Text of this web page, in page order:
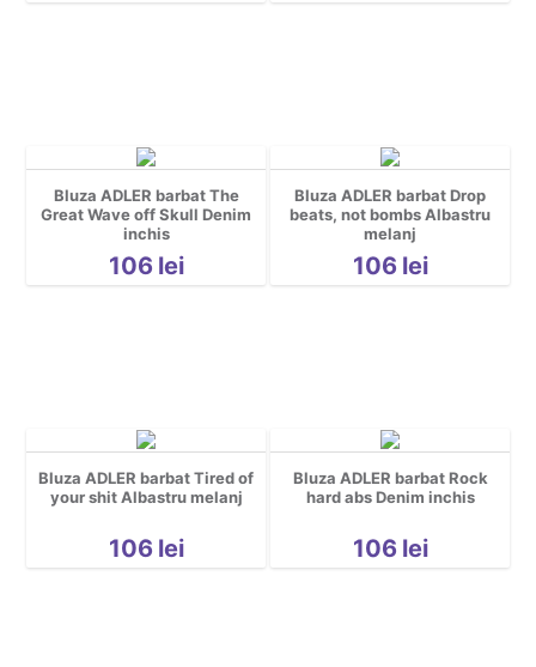
Bluza ADLER barbat The
Great Wave off Skull Denim
inchis
106 lei
Bluza ADLER barbat Drop
beats, not bombs Albastru
melanj
106 lei
Bluza ADLER barbat Tired of
your shit Albastru melanj
106 lei
Bluza ADLER barbat Rock
hard abs Denim inchis
106 lei